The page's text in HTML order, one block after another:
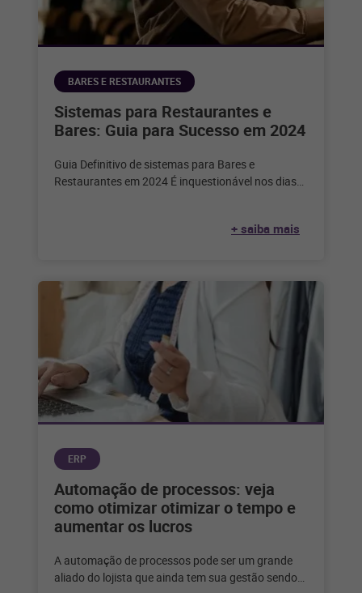
BARES E RESTAURANTES
Sistemas para Restaurantes e
Bares: Guia para Sucesso em 2024
Guia Definitivo de sistemas para Bares e
Restaurantes em 2024 É inquestionável nos dias
+ saiba mais
ERP
Automação de processos: veja
como otimizar otimizar o tempo e
aumentar os lucros
A automação de processos pode ser um grande
aliado do lojista que ainda tem sua gestão sendo